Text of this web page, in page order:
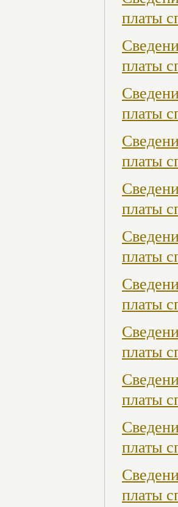
платы
платы
платы
платы
платы
платы
платы
платы
платы
платы
платы